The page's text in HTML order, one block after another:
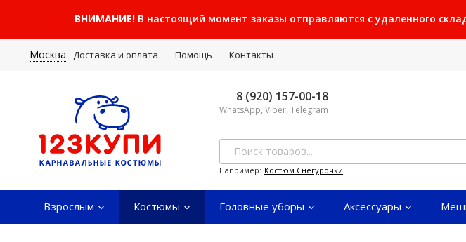
ВНИМАНИЕ!В настоящий момент заказы отправляются с удаленного
Москва Доставка и оплата Помощь Контакты
8 (920) 157-00-18
WhatsApp, Viber, Telegram
Например: Костюм Снегурочки
Взрослым Костюмы Головные уборы Аксессуары